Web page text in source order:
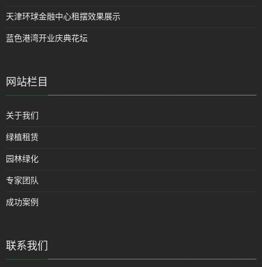
天津环球金融中心租摆效果展示
蓝色港湾开业庆典花坛
网站栏目
关于我们
绿植租赁
园林绿化
专家团队
成功案例
联系我们